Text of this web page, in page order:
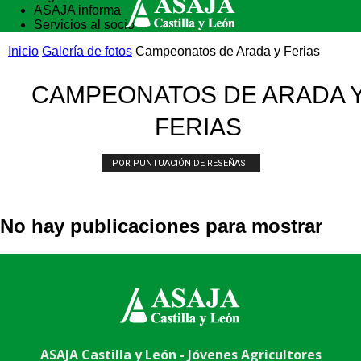
ASAJA informa
Servicios al socio
Formación
Inicio Galería de fotos Campeonatos de Arada y Ferias
CAMPEONATOS DE ARADA
FERIAS
POR PUNTUACIÓN DE RESEÑAS
No hay publicaciones para mostrar
ASAJA Castilla y León - Jóvenes Agricultores